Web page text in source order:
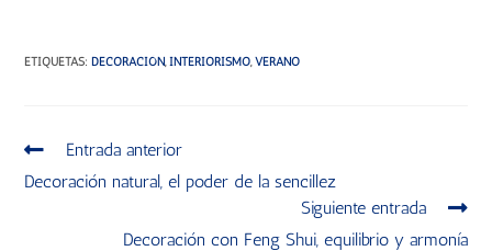
ETIQUETAS:DECORACIÓN, INTERIORISMO, VERANO
Entrada anterior
Decoración natural, el poder de la sencillez
Siguiente entrada
Decoración con Feng Shui, equilibrio y armonía